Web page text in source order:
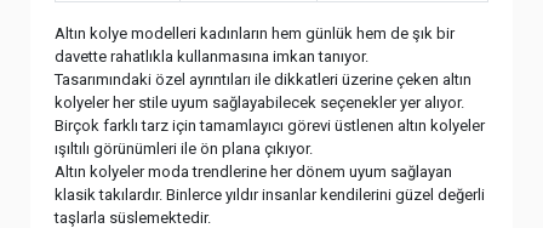
Altın kolye modelleri kadınların hem günlük hem de şık bir
davette rahatlıkla kullanmasına imkan tanıyor.
Tasarımındaki özel ayrıntıları ile dikkatleri üzerine çeken altın
kolyeler her stile uyum sağlayabilecek seçenekler yer alıyor.
Birçok farklı tarz için tamamlayıcı görevi üstlenen altın kolyeler
ışıltılı görünümleri ile ön plana çıkıyor.
Altın kolyeler moda trendlerine her dönem uyum sağlayan
klasik takılardır. Binlerce yıldır insanlar kendilerini güzel değerli
taşlarla süslemektedir.